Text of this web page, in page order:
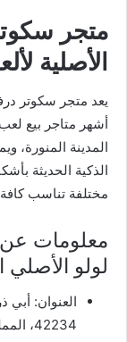
متجر
الأصلية
يعد متجر سكوتر
أشهر متاجر بيع
المدينة المنورة،
الذكية الحديثة
مختلفة تناسب
معلومات
لولو
العنوان: أبي
42234، المملكة العربية السعودية.